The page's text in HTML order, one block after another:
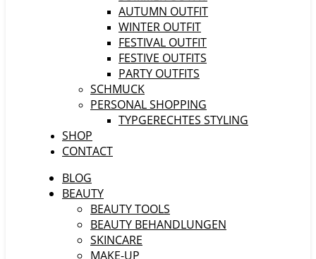
AUTUMN OUTFIT
WINTER OUTFIT
FESTIVAL OUTFIT
FESTIVE OUTFITS
PARTY OUTFITS
SCHMUCK
PERSONAL SHOPPING
TYPGERECHTES STYLING
SHOP
CONTACT
BLOG
BEAUTY
BEAUTY TOOLS
BEAUTY BEHANDLUNGEN
SKINCARE
MAKE-UP